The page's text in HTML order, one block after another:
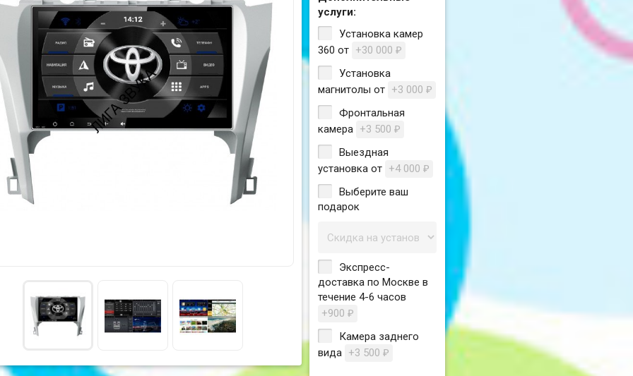
услуги:
Установка камер
360 от +30 000₽
Установка
магнитолы от +3 000₽
Фронтальная
камера +3 500₽
Выездная
установка от +4 000₽
Выберите ваш
подарок
Экспресс-
доставка по Москве в
течение 4-6 часов
+900₽
Камера заднего
вида +3 500₽